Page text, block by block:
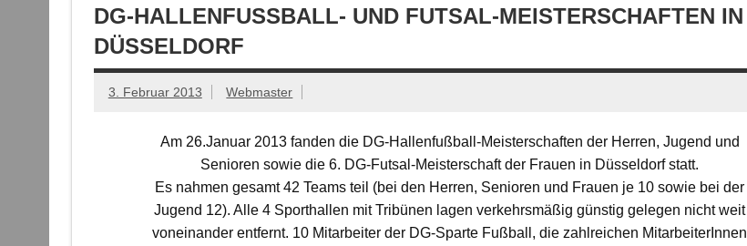
DG-HALLENFUSSBALL- UND FUTSAL-MEISTERSCHAFTEN IN D
ÜSSELDORF
3. Februar 2013 Webmaster
Am 26.Januar 2013 fanden die DG-Hallenfußball-Meisterschaften der Herren, Jugend und
Senioren sowie die 6. DG-Futsal-Meisterschaft der Frauen in Düsseldorf statt.
Es nahmen gesamt 42 Teams teil (bei den Herren, Senioren und Frauen je 10 sowie bei der
Jugend 12). Alle 4 Sporthallen mit Tribünen lagen verkehrsmäßig günstig gelegen nicht weit
voneinander entfernt. 10 Mitarbeiter der DG-Sparte Fußball, die zahlreichen MitarbeiterInnen